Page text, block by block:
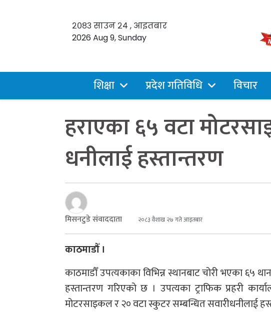
२०८३ साउन २४ , आइतबार
2026 Aug 9, Sunday
शिक्षा प्रदेश गतिविधि विचार
हराएका ६५ वटा
धनीलाई हस्तान्तरण
मिसनटुडे संवाददाता २०८३ वैशाख २७ गते आइतबार
काठमाडौँ ।
काठमाडौँ उपत्यकाका विभिन्न स्थानबाट चोरी भएका ६५
हस्तान्तरण गरिएको छ । उपत्यका ट्राफिक प्रहरी
मोटरसाइकल र २० वटा स्कुटर सम्बन्धित सवारीधनीलाई